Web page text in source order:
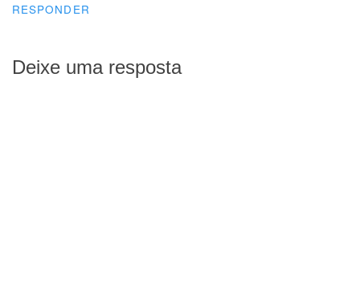
RESPONDER
Deixe uma resposta